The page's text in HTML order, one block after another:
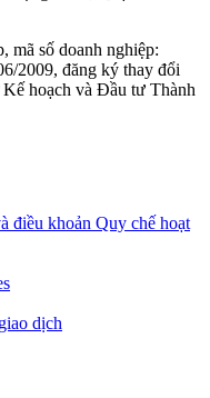
mã số doanh nghiệp:
2009, đăng ký thay đổi
hoạch và Đầu tư Thành
điều khoản Quy chế hoạt
dịch